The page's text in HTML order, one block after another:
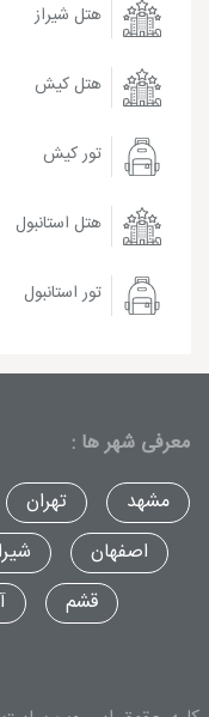
هتل شیراز
هتل کیش
تور کیش
هتل استانبول
تور استانبول
معرفی شهر ها :
مشهد
تهران
اصفهان
قشم